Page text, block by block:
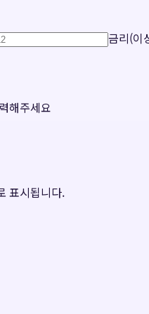
금리(이
해주세요
표시됩니다.